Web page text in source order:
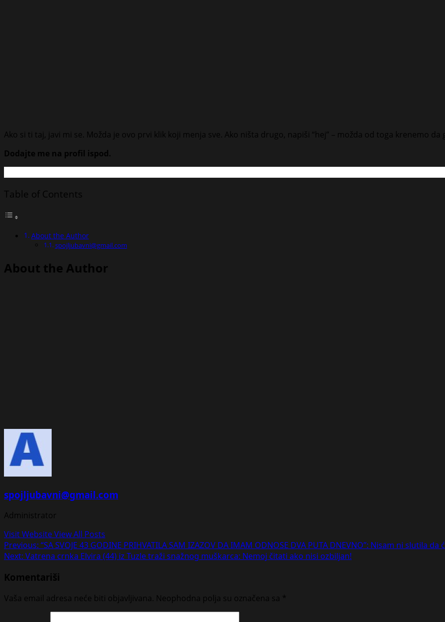
Ako si ti taj, javi mi se. Možda je ovo prvi klik koji menja sve. Ako ništa drugo, napiši “hej” – možda od toga krenemo da
Dodajte me na profil ispod.
Table of Contents
About the Author
spojljubavni@gmail.com
About the Author
spojljubavni@gmail.com
Administrator
Visit WebsiteView All Posts
Post
navigation
Previous: “SA SVOJE 43 GODINE PRIHVATILA SAM IZAZOV DA IMAM ODNOSE DVA PUTA DNEVNO”: Nisam ni slutila
Next: Vatrena crnka Elvira (44) iz Tuzle traži snažnog muškarca: Nemoj čitati ako nisi ozbiljan!
Komentariši
Vaša email adresa neće biti objavljivana. Neophodna polja su označena sa *